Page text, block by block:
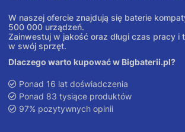
W naszej ofercie znajdują się baterie
500 000 urządzeń.
Zainwestuj w jakość oraz długi czas pracy i
w swój sprzęt.
Dlaczego warto kupować w Bigbaterii.pl?
Ponad 16 lat doświadczenia
Ponad 83 tysiące produktów
97% pozytywnych opinii